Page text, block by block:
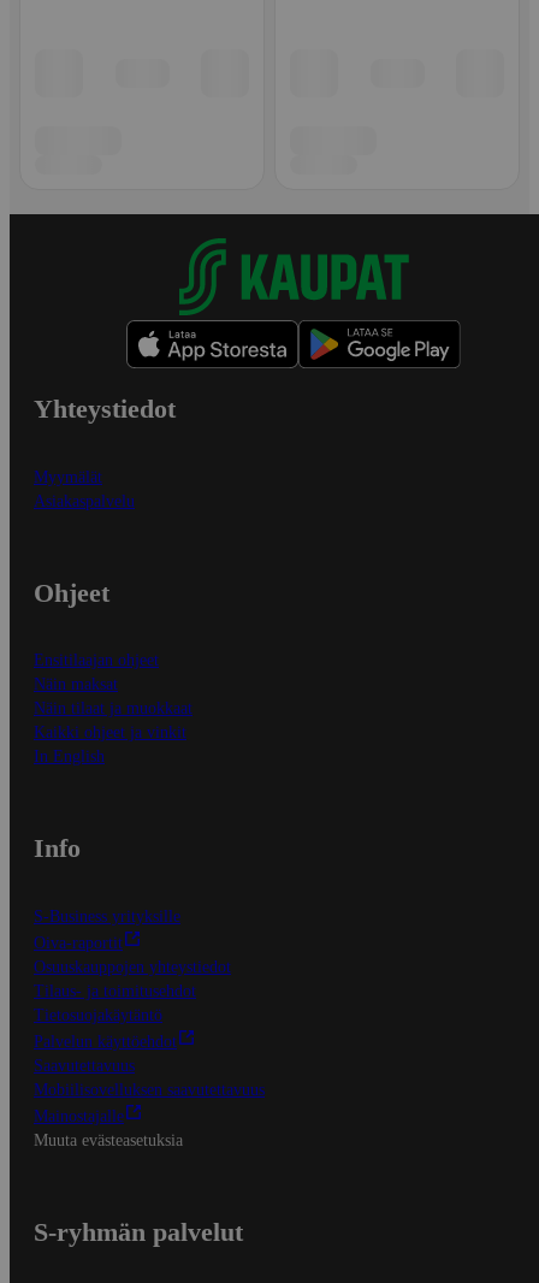
Yhteystiedot
Myymälät
Asiakaspalvelu
Ohjeet
Ensitilaajan ohjeet
Näin maksat
Näin tilaat ja muokkaat
Kaikki ohjeet ja vinkit
In English
Info
S-Business yrityksille
Oiva-raportit
Osuuskauppojen yhteystiedot
Tilaus- ja toimitusehdot
Tietosuojakäytäntö
Palvelun käyttöehdot
Saavutettavuus
Mobiilisovelluksen saavutettavuus
Mainostajalle
Muuta evästeasetuksia
S-ryhmän palvelut